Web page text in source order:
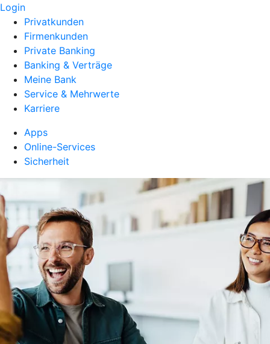
Login
Privatkunden
Firmenkunden
Private Banking
Banking & Verträge
Meine Bank
Service & Mehrwerte
Karriere
Apps
Online-Services
Sicherheit